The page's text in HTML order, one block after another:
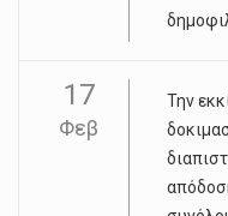
17
Φεβ
Την